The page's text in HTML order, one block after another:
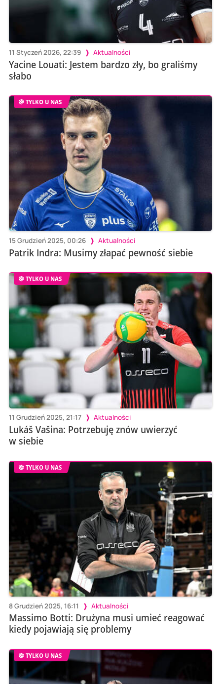
11 Styczeń 2026, 22:39 Aktualności
Yacine Louati: Jestem bardzo zły, bo graliśmy
słabo
TYLKO U NAS
15 Grudzień 2025, 00:26 Aktualności
Patrik Indra: Musimy złapać pewność siebie
TYLKO U NAS
11 Grudzień 2025, 21:17 Aktualności
Lukáš Vašina: Potrzebuję znów uwierzyć
w siebie
TYLKO U NAS
8 Grudzień 2025, 16:11 Aktualności
Massimo Botti: Drużyna musi umieć reagować
kiedy pojawiają się problemy
TYLKO U NAS